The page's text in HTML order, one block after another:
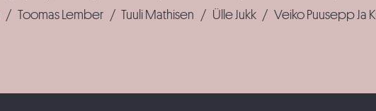
/ Toomas Lember / Tuuli Mathisen / Ülle Jukk / Veiko Puusepp Ja